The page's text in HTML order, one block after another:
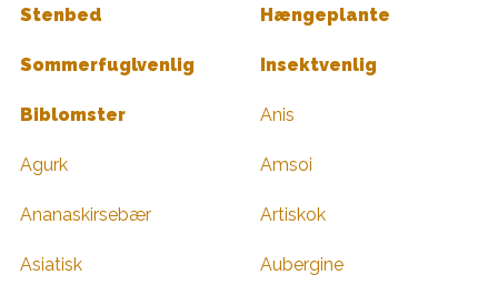
Stenbed Hængeplante
Sommerfuglvenlig Insektvenlig
Biblomster Anis
Agurk Amsoi
Ananaskirsebær Artiskok
Asiatisk Aubergine